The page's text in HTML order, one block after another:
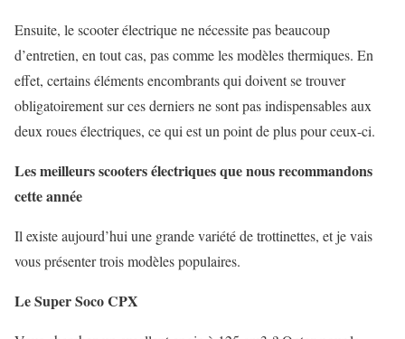
Ensuite, le scooter électrique ne nécessite pas beaucoup
d’entretien, en tout cas, pas comme les modèles thermiques. En
effet, certains éléments encombrants qui doivent se trouver
obligatoirement sur ces derniers ne sont pas indispensables aux
deux roues électriques, ce qui est un point de plus pour ceux-ci.
Les meilleurs scooters électriques que nous recommandons
cette année
Il existe aujourd’hui une grande variété de trottinettes, et je vais
vous présenter trois modèles populaires.
Le Super Soco CPX